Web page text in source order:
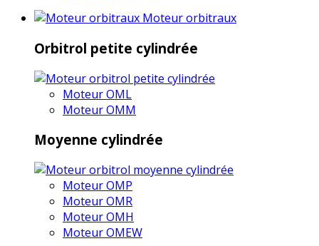
Moteur orbitraux
Orbitrol petite cylindrée
Moteur OML
Moteur OMM
Moyenne cylindrée
Moteur OMP
Moteur OMR
Moteur OMH
Moteur OMEW